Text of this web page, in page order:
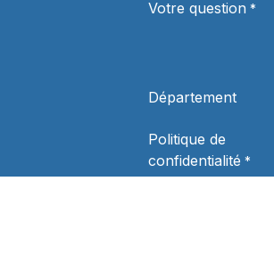
Votre question *
Département
Politique de
confidentialité *